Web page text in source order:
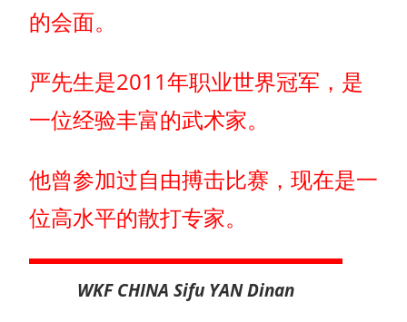
的会面。
严先生是2011年职业世界冠军，是
一位经验丰富的武术家。
他曾参加过自由搏击比赛，现在是一
位高水平的散打专家。
WKF CHINA Sifu YAN Dinan